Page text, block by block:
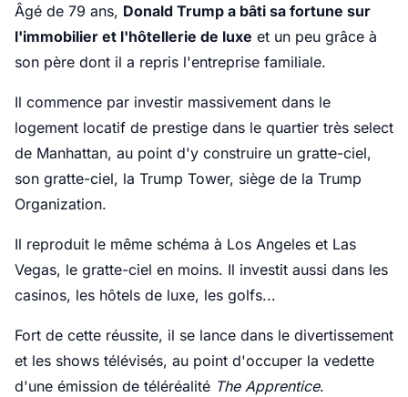
Âgé de 79 ans, Donald Trump a bâti sa fortune sur
l'immobilier et l'hôtellerie de luxe et un peu grâce à
son père dont il a repris l'entreprise familiale.
Il commence par investir massivement dans le
logement locatif de prestige dans le quartier très select
de Manhattan, au point d'y construire un gratte-ciel,
son gratte-ciel, la Trump Tower, siège de la Trump
Organization.
Il reproduit le même schéma à Los Angeles et Las
Vegas, le gratte-ciel en moins. Il investit aussi dans les
casinos, les hôtels de luxe, les golfs...
Fort de cette réussite, il se lance dans le divertissement
et les shows télévisés, au point d'occuper la vedette
d'une émission de téléréalité The Apprentice.